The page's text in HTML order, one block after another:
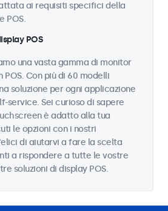
ai requisiti specifici della
POS.
POS
una vasta gamma di monitor
POS. Con più di 60 modelli
soluzione per ogni applicazione
service. Sei curioso di sapere
è adatto alla tua
le opzioni con i nostri
di aiutarvi a fare la scelta
a rispondere a tutte le vostre
soluzioni di display POS.